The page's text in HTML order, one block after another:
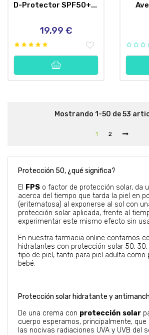
D-Protector SPF50+...
Precio
19,99 €
Mostrando 1-50 de 53
1 2
Protección 50, ¿qué significa?
El FPS o factor de protección solar, da
acerca del tiempo que tarda la piel en
(eritematosa) al exponerse al sol con
protección solar aplicada, frente al
experimentar este mismo efecto sin
En nuestra farmacia online contamos
hidratantes con protección solar 50,
tipo de piel, tanto para piel adulta como
bebé.
Protección solar hidratante y
De una crema con protección solar
cuerpo esperamos, principalmente, que
las nocivas radiaciones UVA y UVB del